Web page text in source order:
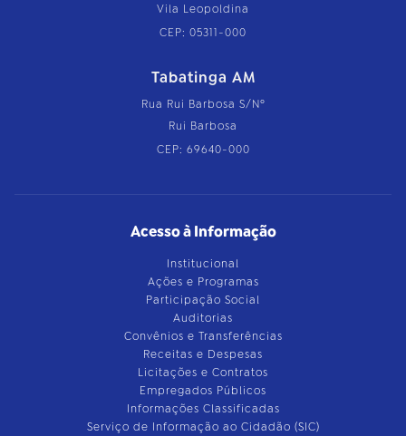
Vila Leopoldina
CEP: 05311-000
Tabatinga AM
Rua Rui Barbosa S/Nº
Rui Barbosa
CEP: 69640-000
Acesso à Informação
Institucional
Ações e Programas
Participação Social
Auditorias
Convênios e Transferências
Receitas e Despesas
Licitações e Contratos
Empregados Públicos
Informações Classificadas
Serviço de Informação ao Cidadão (SIC)